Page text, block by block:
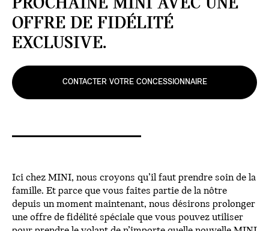
PROCHAINE MINI AVEC UNE
OFFRE DE FIDÉLITÉ
EXCLUSIVE.
CONTACTER VOTRE CONCESSIONNAIRE
Ici chez MINI, nous croyons qu’il faut prendre soin de la
famille. Et parce que vous faites partie de la nôtre
depuis un moment maintenant, nous désirons prolonger
une offre de fidélité spéciale que vous pouvez utiliser